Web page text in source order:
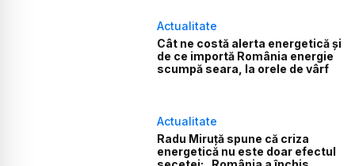
Actualitate
Cât ne costă alerta energetică și
de ce importă România energie
scumpă seara, la orele de vârf
Actualitate
Radu Miruță spune că criza
energetică nu este doar efectul